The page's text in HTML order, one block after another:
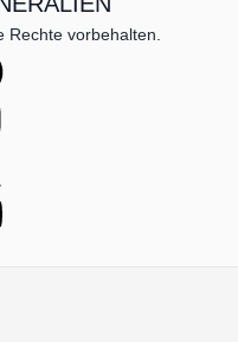
vorbehalten.